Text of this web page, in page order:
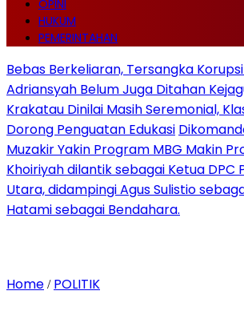
OPINI
HUKUM
PEMERINTAHAN
Bebas Berkeliaran, Tersangka
Adriansyah Belum Juga Ditahan
Krakatau Dinilai Masih Seremonial,
Dorong Penguatan Edukasi
Muzakir Yakin Program MBG Makin
Khoiriyah dilantik sebagai Ketua DPC
Utara, didampingi Agus Sulistio
Hatami sebagai Bendahara.
Home / POLITIK